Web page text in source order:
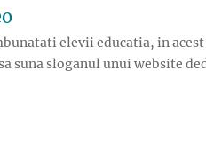
elevii educatia, in
sloganul unui website